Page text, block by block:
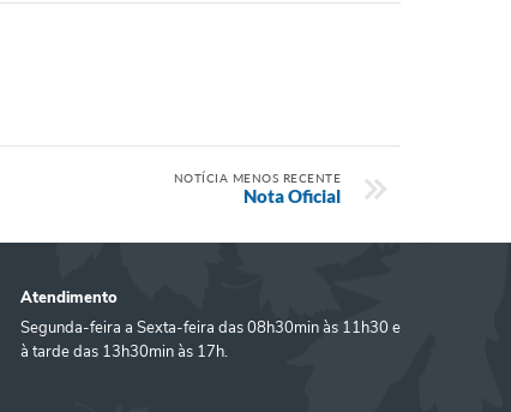
NOTÍCIA MENOS RECENTE
Nota Oficial
Atendimento
Segunda-feira a Sexta-feira das 08h30min às 11h30 e
à tarde das 13h30min às 17h.